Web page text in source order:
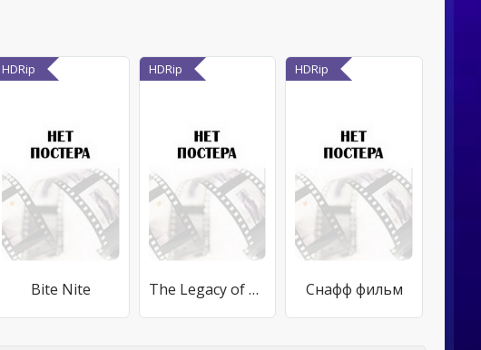
HDRip
Bite Nite
HDRip
The Legacy of Boggy Creek
HDRip
Снафф фильм